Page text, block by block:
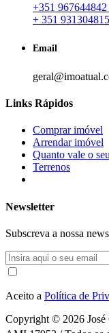
+351 967644842
+ 351
Email
Links Rápidos
Comprar imóvel
Arrendar imóvel
Quanto vale o
Terrenos
Newsletter
Subscreva a nossa
Aceito a Política de
Copyright © 2026